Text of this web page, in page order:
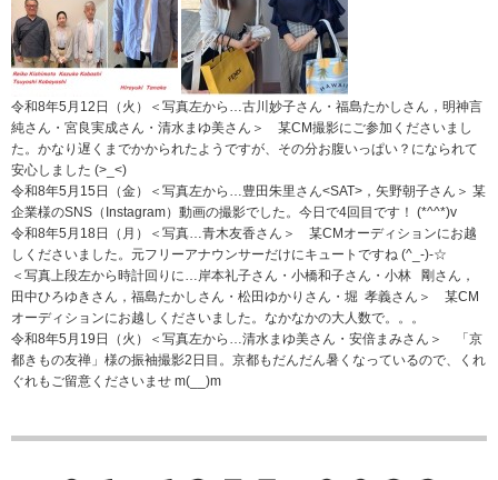
令和8年5月12日（火）＜写真左から…古川妙子さん・福島たかしさん，明神言
純さん・宮良実成さん・清水まゆ美さん＞ 某CM撮影にご参加くださいまし
た。かなり遅くまでかかられたようですが、その分お腹いっぱい？になられて
安心しました (>_<)
令和8年5月15日（金）＜写真左から…豊田朱里さん<SAT>，矢野朝子さん＞ 某
企業様のSNS（Instagram）動画の撮影でした。今日で4回目です！ (*^^*)v
令和8年5月18日（月）＜写真…青木友香さん＞ 某CMオーディションにお越
しくださいました。元フリーアナウンサーだけにキュートですね (^_-)-☆
＜写真上段左から時計回りに…岸本礼子さん・小橋和子さん・小林 剛さん，
田中ひろゆきさん，福島たかしさん・松田ゆかりさん・堀 孝義さん＞ 某CM
オーディションにお越しくださいました。なかなかの大人数で。。。
令和8年5月19日（火）＜写真左から…清水まゆ美さん・安倍まみさん＞ 「京
都きもの友禅」様の振袖撮影2日目。京都もだんだん暑くなっているので、くれ
ぐれもご留意くださいませ m(__)m